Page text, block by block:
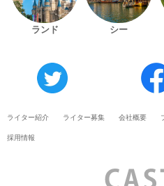
ランド シー
ライター紹介 ライター募集 会社概要
採用情報